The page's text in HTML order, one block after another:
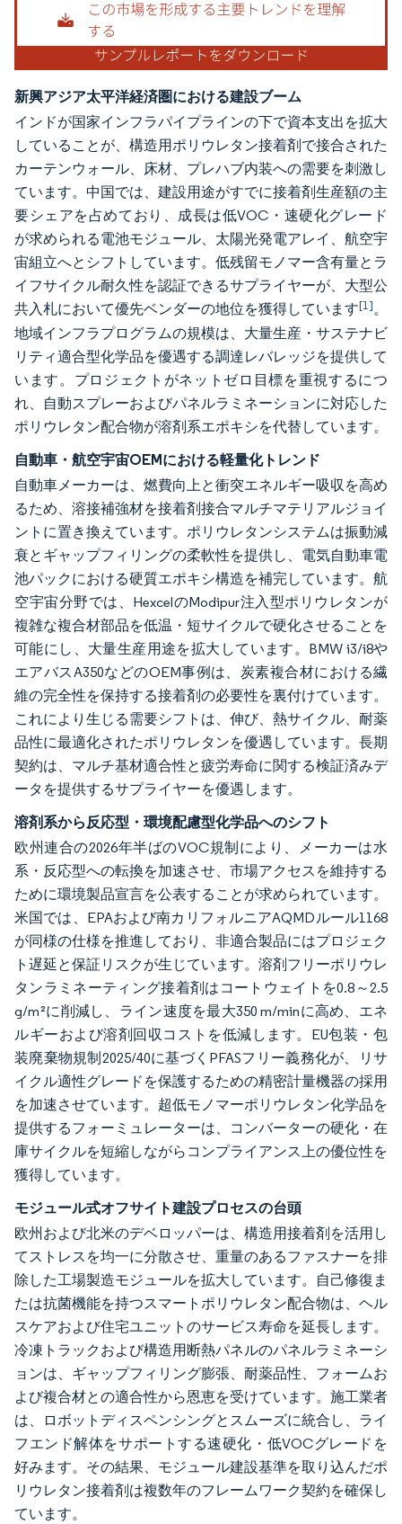
新興アジア太平洋経済圏における建設ブーム
インドが国家インフラパイプラインの下で資本支出を拡大
していることが、構造用ポリウレタン接着剤で接合された
カーテンウォール、床材、プレハブ内装への需要を刺激し
ています。中国では、建設用途がすでに接着剤生産額の主
要シェアを占めており、成長は低VOC・速硬化グレード
が求められる電池モジュール、太陽光発電アレイ、航空宇
宙組立へとシフトしています。低残留モノマー含有量とラ
イフサイクル耐久性を認証できるサプライヤーが、大型公
共入札において優先ベンダーの地位を獲得しています[1]。
地域インフラプログラムの規模は、大量生産・サステナビ
リティ適合型化学品を優遇する調達レバレッジを提供して
います。プロジェクトがネットゼロ目標を重視するにつ
れ、自動スプレーおよびパネルラミネーションに対応した
ポリウレタン配合物が溶剤系エポキシを代替しています。
自動車・航空宇宙OEMにおける軽量化トレンド
自動車メーカーは、燃費向上と衝突エネルギー吸収を高め
るため、溶接補強材を接着剤接合マルチマテリアルジョイ
ントに置き換えています。ポリウレタンシステムは振動減
衰とギャップフィリングの柔軟性を提供し、電気自動車電
池パックにおける硬質エポキシ構造を補完しています。航
空宇宙分野では、HexcelのModipur注入型ポリウレタンが
複雑な複合材部品を低温・短サイクルで硬化させることを
可能にし、大量生産用途を拡大しています。BMW i3/i8や
エアバスA350などのOEM事例は、炭素複合材における繊
維の完全性を保持する接着剤の必要性を裏付けています。
これにより生じる需要シフトは、伸び、熱サイクル、耐薬
品性に最適化されたポリウレタンを優遇しています。長期
契約は、マルチ基材適合性と疲労寿命に関する検証済みデ
ータを提供するサプライヤーを優遇します。
溶剤系から反応型・環境配慮型化学品へのシフト
欧州連合の2026年半ばのVOC規制により、メーカーは水
系・反応型への転換を加速させ、市場アクセスを維持する
ために環境製品宣言を公表することが求められています。
米国では、EPAおよび南カリフォルニアAQMDルール1168
が同様の仕様を推進しており、非適合製品にはプロジェク
ト遅延と保証リスクが生じています。溶剤フリーポリウレ
タンラミネーティング接着剤はコートウェイトを0.8～2.5
g/m²に削減し、ライン速度を最大350 m/minに高め、エネ
ルギーおよび溶剤回収コストを低減します。EU包装・包
装廃棄物規制2025/40に基づくPFASフリー義務化が、リサ
イクル適性グレードを保護するための精密計量機器の採用
を加速させています。超低モノマーポリウレタン化学品を
提供するフォーミュレーターは、コンバーターの硬化・在
庫サイクルを短縮しながらコンプライアンス上の優位性を
獲得しています。
モジュール式オフサイト建設プロセスの台頭
欧州および北米のデベロッパーは、構造用接着剤を活用し
てストレスを均一に分散させ、重量のあるファスナーを排
除した工場製造モジュールを拡大しています。自己修復ま
たは抗菌機能を持つスマートポリウレタン配合物は、ヘル
スケアおよび住宅ユニットのサービス寿命を延長します。
冷凍トラックおよび構造用断熱パネルのパネルラミネーシ
ョンは、ギャップフィリング膨張、耐薬品性、フォームお
よび複合材との適合性から恩恵を受けています。施工業者
は、ロボットディスペンシングとスムーズに統合し、ライ
フエンド解体をサポートする速硬化・低VOCグレードを
好みます。その結果、モジュール建設基準を取り込んだポ
リウレタン接着剤は複数年のフレームワーク契約を確保し
ています。